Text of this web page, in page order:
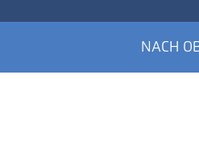
NACH